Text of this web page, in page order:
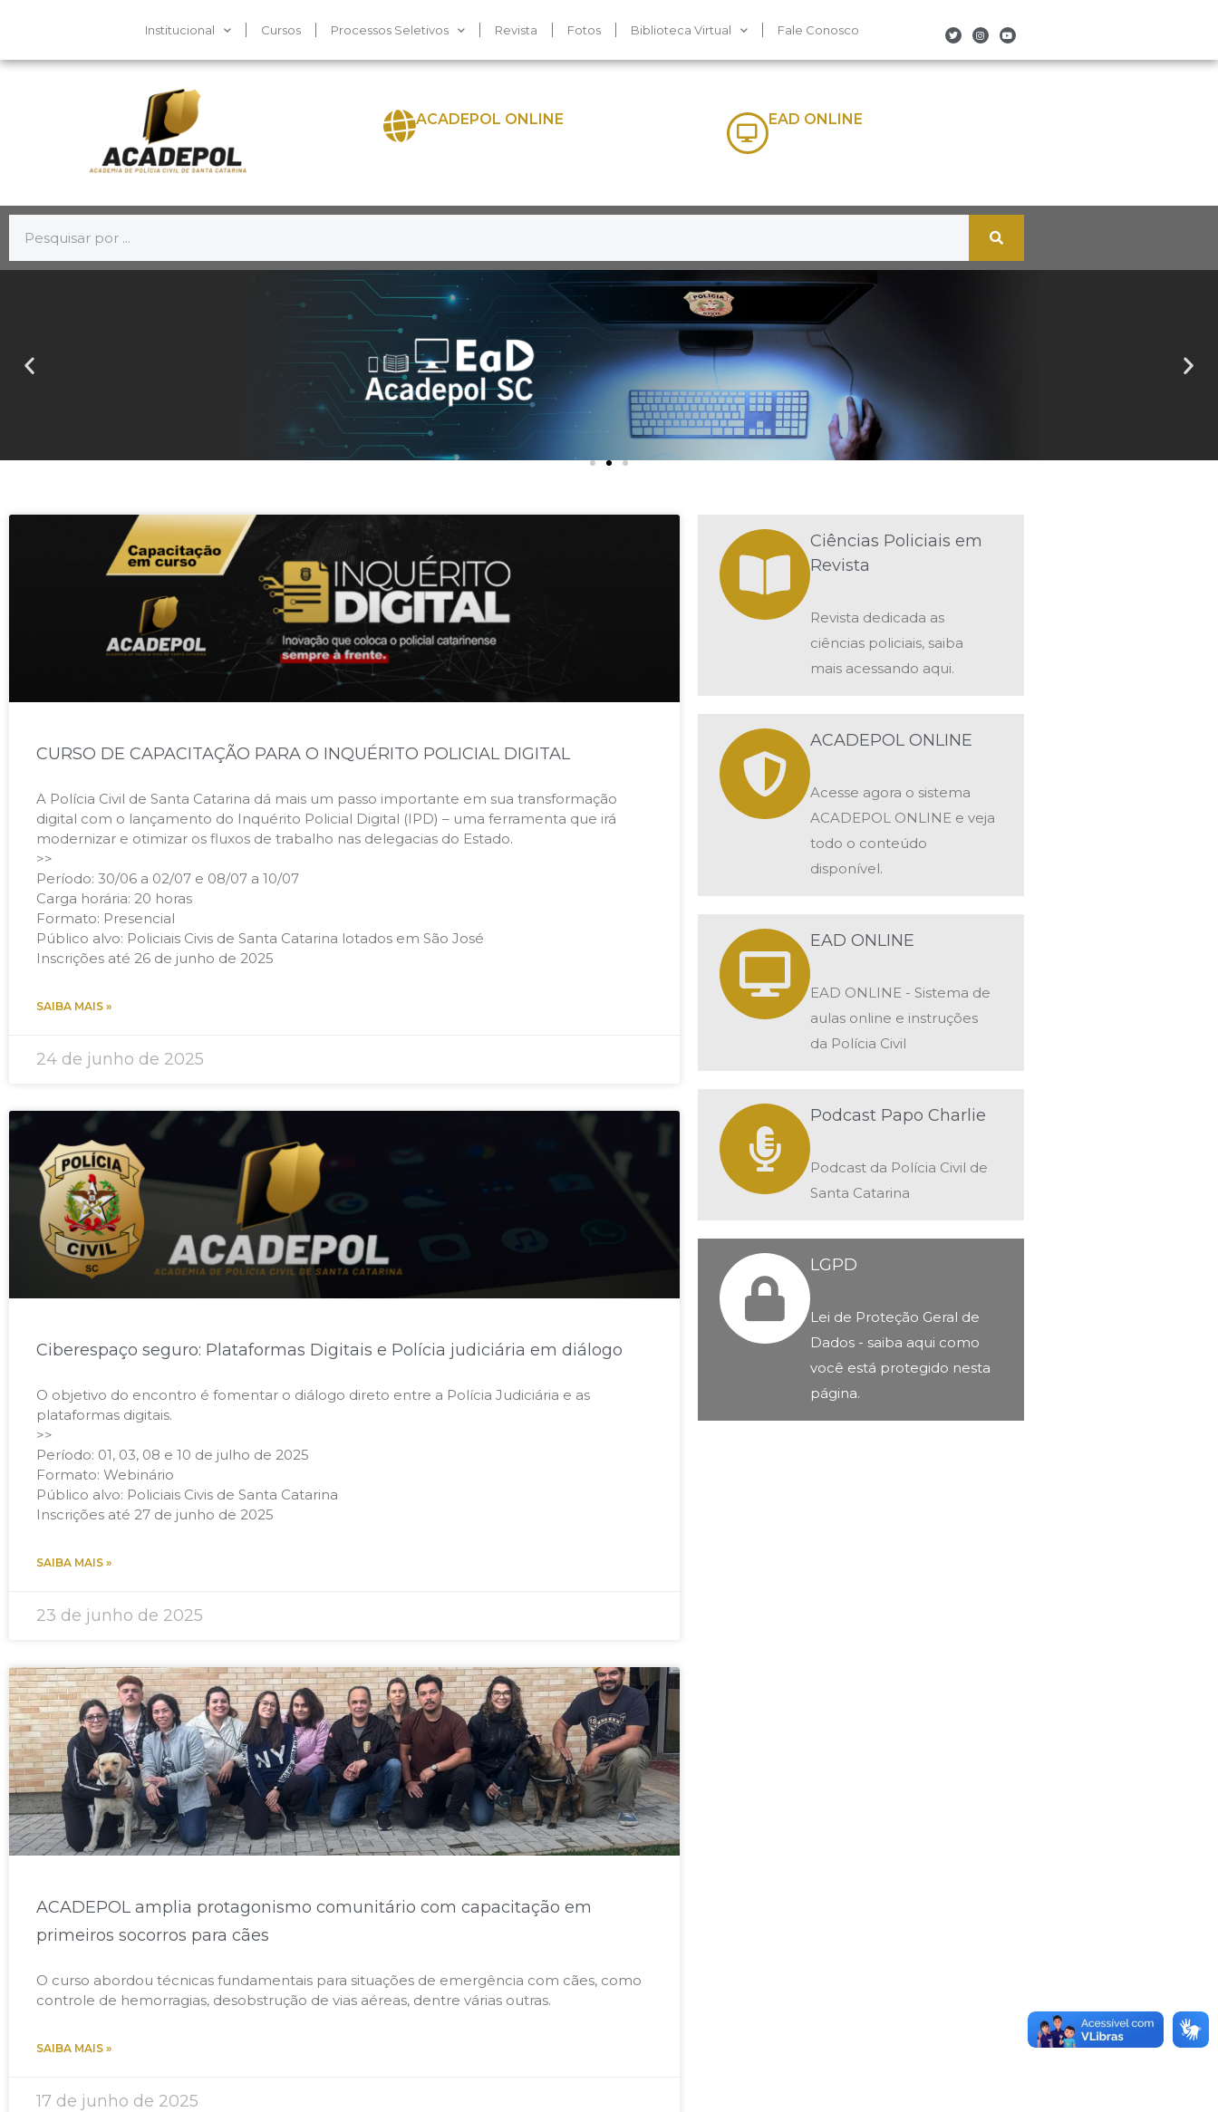
Institucional Cursos Processos Seletivos Revista Fotos Biblioteca Virtual Fale Conosco
ACADEPOL ONLINE EAD ONLINE
CURSO DE CAPACITAÇÃO PARA O INQUÉRITO POLICIAL DIGITAL
A Polícia Civil de Santa Catarina dá mais um passo importante em sua transformação
digital com o lançamento do Inquérito Policial Digital (IPD) – uma ferramenta que irá
modernizar e otimizar os fluxos de trabalho nas delegacias do Estado.
>>
Período: 30/06 a 02/07 e 08/07 a 10/07
Carga horária: 20 horas
Formato: Presencial
Público alvo: Policiais Civis de Santa Catarina lotados em São José
Inscrições até 26 de junho de 2025
SAIBA MAIS »
24 de junho de 2025
Ciberespaço seguro: Plataformas Digitais e Polícia judiciária em diálogo​
O objetivo do encontro é fomentar o diálogo direto entre a Polícia Judiciária e as
plataformas digitais.
>>
Período: 01, 03, 08 e 10 de julho de 2025
Formato: Webinário
Público alvo: Policiais Civis de Santa Catarina
Inscrições até 27 de junho de 2025
SAIBA MAIS »
23 de junho de 2025
ACADEPOL amplia protagonismo comunitário com capacitação em
primeiros socorros para cães​
O curso abordou técnicas fundamentais para situações de emergência com cães, como
controle de hemorragias, desobstrução de vias aéreas, dentre várias outras.
SAIBA MAIS »
17 de junho de 2025
Ciências Policiais em
Revista
Revista dedicada as
ciências policiais, saiba
mais acessando aqui.
ACADEPOL ONLINE
Acesse agora o sistema
ACADEPOL ONLINE e veja
todo o conteúdo
disponível.
EAD ONLINE
EAD ONLINE - Sistema de
aulas online e instruções
da Polícia Civil
Podcast Papo Charlie
Podcast da Polícia Civil de
Santa Catarina
LGPD
Lei de Proteção Geral de
Dados - saiba aqui como
você está protegido nesta
página.